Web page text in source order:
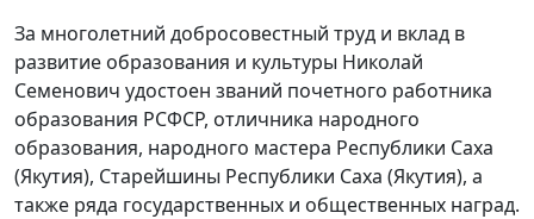
За многолетний добросовестный труд и вклад в
развитие образования и культуры Николай
Семенович удостоен званий почетного работника
образования РСФСР, отличника народного
образования, народного мастера Республики Саха
(Якутия), Старейшины Республики Саха (Якутия), а
также ряда государственных и общественных наград.